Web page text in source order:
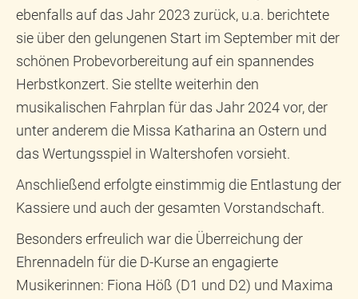
ebenfalls auf das Jahr 2023 zurück, u.a. berichtete
sie über den gelungenen Start im September mit der
schönen Probevorbereitung auf ein spannendes
Herbstkonzert. Sie stellte weiterhin den
musikalischen Fahrplan für das Jahr 2024 vor, der
unter anderem die Missa Katharina an Ostern und
das Wertungsspiel in Waltershofen vorsieht.
Anschließend erfolgte einstimmig die Entlastung der
Kassiere und auch der gesamten Vorstandschaft.
Besonders erfreulich war die Überreichung der
Ehrennadeln für die D-Kurse an engagierte
Musikerinnen: Fiona Höß (D1 und D2) und Maxima